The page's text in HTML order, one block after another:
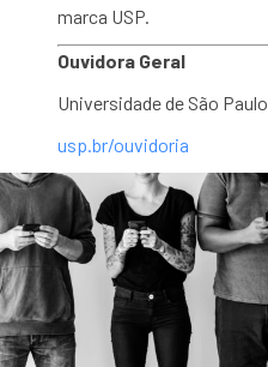
marca USP.
Ouvidora Geral
Universidade de São Paulo
usp.br/ouvidoria